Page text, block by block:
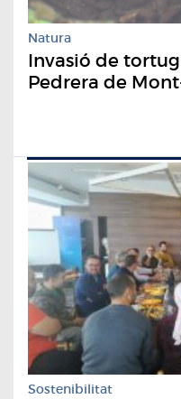
Natura
Invasió de
Pedrera de
Sostenibilitat